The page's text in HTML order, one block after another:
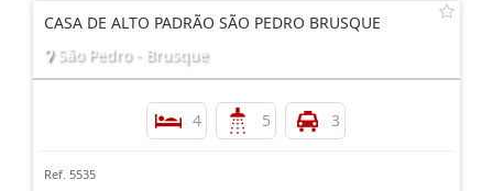
CASA DE ALTO PADRÃO SÃO PEDRO BRUSQUE
São Pedro - Brusque
4 5 3
Ref. 5535